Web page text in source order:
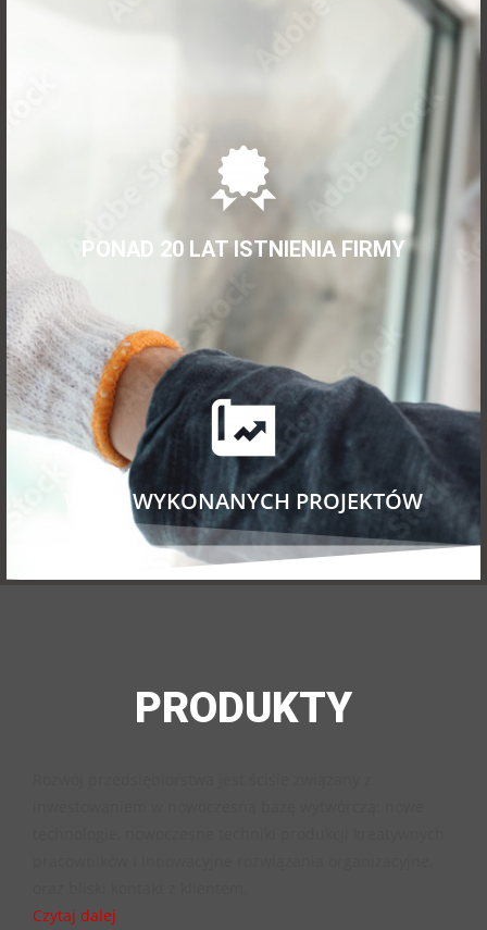
PONAD 20 LAT ISTNIENIA FIRMY
WIELE WYKONANYCH PROJEKTÓW
PRODUKTY
Czytaj dalej